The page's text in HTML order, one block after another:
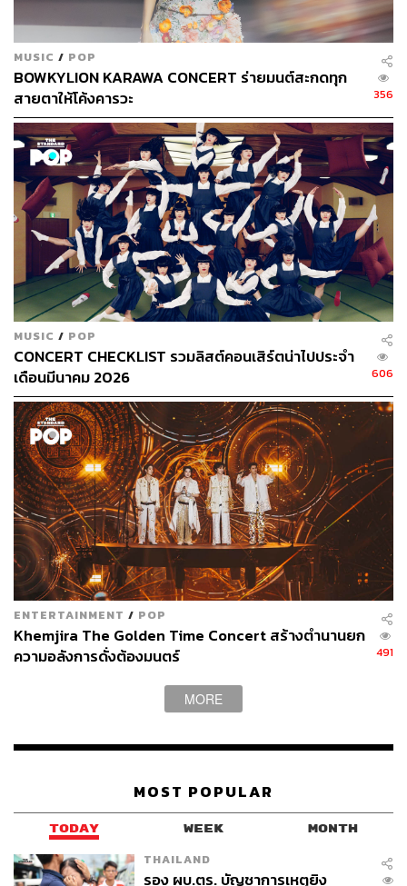
นอกจากสไตล์ดนตรีและเนื้อหาของเพลงที่แตกต่าง ด้านมิวสิ
กวิดีโอครั้งนี้ BOWKYLION ยังจัดหนักจัดเต็มด้วยเสื้อผ้าหน้า
ผมที่มีความเซ็กซี่และดุดันมากขึ้น จนเรียกว่าได้คนเฬว (bad
bowky)คือผลงานเพลงที่ทำให้แฟนๆ ได้สัมผัสกับแง่มุมใหม่ๆ
ของเธออย่างครบถ้วนรอบด้าน ซึ่งเราต้องติดตามกันต่อไปว่า
บทเพลงในอัลบั้มชุดใหม่ที่เธอกำลังซุ่มทำอยู่ในตอนนี้จะมี
สีสันที่แตกต่างไปจากผลงานอื่นๆ ของเธออย่างไรอีกบ้าง
รับชมมิวสิกวิดีโอได้ที่นี่
TAGS: BOWKYLION โบกี้-พิชญ์สินี วีระสุทธิมาศ
283
ABOUT THE AUTHOR
Content Creator ผู้หลงใหลในทุกศาสตร์และ
วัฒนธรรมของประเทศญี่ปุ่น
MUSIC / POP
BOWKYLION KARAWA CONCERT ร่ายมนต์สะกดทุก
สายตาให้โค้งคารวะ
356
MUSIC / POP
CONCERT CHECKLIST รวมลิสต์คอนเสิร์ตน่าไปประจำ
เดือนมีนาคม 2026
606
ENTERTAINMENT / POP
Khemjira The Golden Time Concert สร้างตำนานยก
ความอลังการดั่งต้องมนตร์
491
MORE
MOST POPULAR
TODAY WEEK MONTH
THAILAND
รอง ผบ.ตร. บัญชาการเหตุยิง